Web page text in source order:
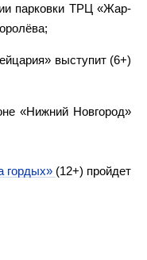
парковки ТРЦ «Жар-
выступит (6+)
«Нижний Новгород»
гордых» (12+) пройдет